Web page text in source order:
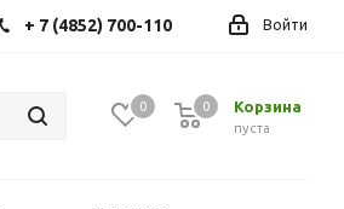
Войти
+ 7 (4852) 700-110
0 Корзина
0
пуста
0